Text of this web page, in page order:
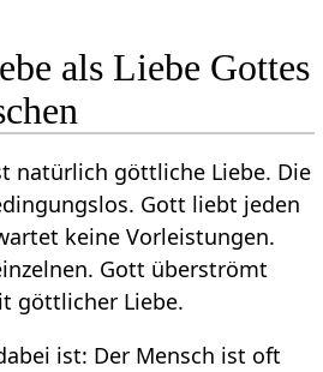
als Liebe Gottes
natürlich göttliche Liebe. Die
Gott liebt jeden
keine Vorleistungen.
Gott überströmt
göttlicher Liebe.
ist: Der Mensch ist oft